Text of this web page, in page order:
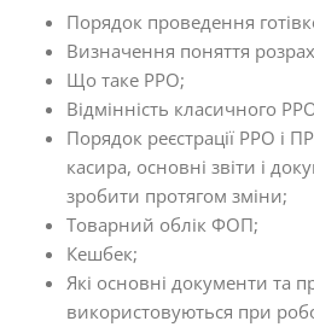
Порядок проведення
Визначення поняття
Що таке РРО;
Відмінність класичного
Порядок реєстрації РРО і
касира, основні звіти і
зробити протягом зміни;
Товарний облік ФОП;
Кешбек;
Які основні документи та
використовуються при